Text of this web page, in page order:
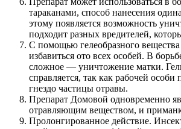
тараканами, способ нанесения
этому появляется возможность
подходит разных вредителей,
С помощью гелеобразного
избавиться ото всех особей. В
сложное — уничтожение матки.
справляется, так как рабочей особи
гнездо частицы отравы.
Препарат Домовой одновременно
отравляющим веществом, и
Пролонгированное действие.